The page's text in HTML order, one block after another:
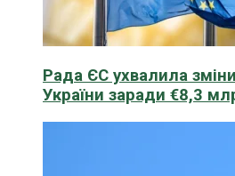
Рада ЄС ухвалила
України заради €8,3